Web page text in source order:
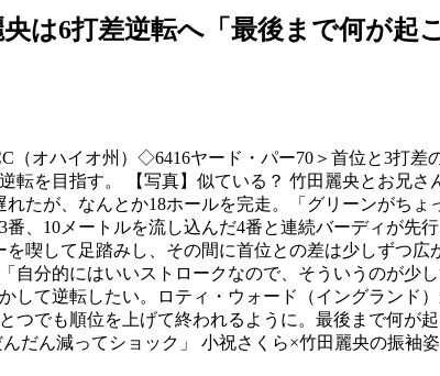
は6打差逆転へ「最後まで何が起
オハイオ州）◇6416ヤード・パー70＞首位と3打差
転を目指す。 【写真】似ている？ 竹田麗央とお兄
たが、なんとか18ホールを完走。「グリーンがち
、10メートルを流し込んだ4番と連続バーディが先
喫して足踏みし、その間に首位との差は少しずつ
自分的にはいいストロークなので、そういうのが少
して逆転したい。ロティ・ウォード（イングランド
つでも順位を上げて終われるように。最後まで何が
だん減ってショック」 小祝さくら×竹田麗央の振